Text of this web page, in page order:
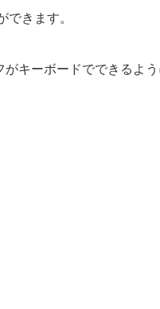
きます。
キーボードでできるよう